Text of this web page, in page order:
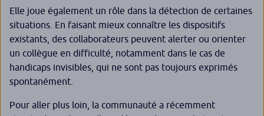
Elle joue également un rôle dans la détection de certaines
situations. En faisant mieux connaître les dispositifs
existants, des collaborateurs peuvent alerter ou orienter
un collègue en difficulté, notamment dans le cas de
handicaps invisibles, qui ne sont pas toujours exprimés
spontanément.
Pour aller plus loin, la communauté a récemment